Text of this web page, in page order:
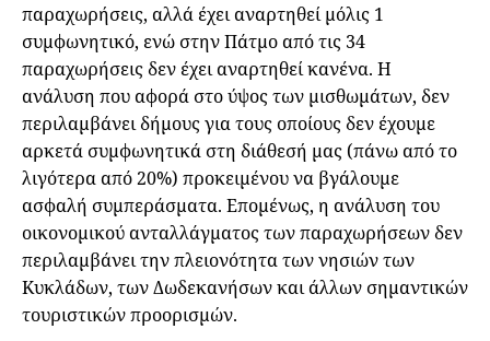
παραχωρήσεις, αλλά έχει αναρτηθεί μόλις 1
συμφωνητικό, ενώ στην Πάτμο από τις 34
παραχωρήσεις δεν έχει αναρτηθεί κανένα. Η
ανάλυση που αφορά στο ύψος των μισθωμάτων, δεν
περιλαμβάνει δήμους για τους οποίους δεν έχουμε
αρκετά συμφωνητικά στη διάθεσή μας (πάνω από το
λιγότερα από 20%) προκειμένου να βγάλουμε
ασφαλή συμπεράσματα. Επομένως, η ανάλυση του
οικονομικού ανταλλάγματος των παραχωρήσεων δεν
περιλαμβάνει την πλειονότητα των νησιών των
Κυκλάδων, των Δωδεκανήσων και άλλων σημαντικών
τουριστικών προορισμών.